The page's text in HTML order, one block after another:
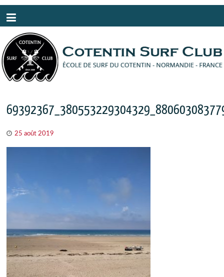
25 août 2019
Panneau de gestion des cookies